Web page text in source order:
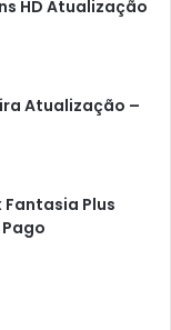
HD Atualização
Atualização –
Plus
Pago